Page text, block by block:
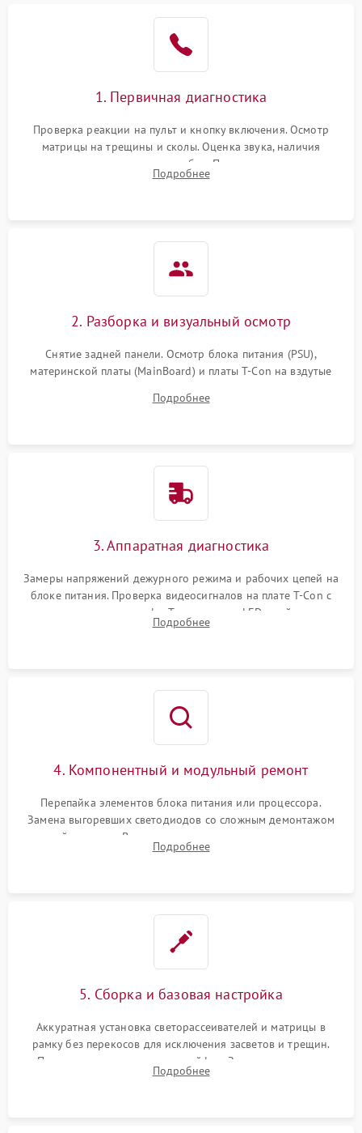
1. Первичная диагностика
Проверка реакции на пульт и кнопку включения. Осмотр
матрицы на трещины и сколы. Оценка звука, наличия
подсветки и индикаторов ошибок. Подключение тестовых
источников сигнала для выявления симптомов поломки.
Подробнее
2. Разборка и визуальный осмотр
Снятие задней панели. Осмотр блока питания (PSU),
материнской платы (MainBoard) и платы T-Con на вздутые
Проверка надежности фиксации и целостности шлейфов.
Подробнее
3. Аппаратная диагностика
Замеры напряжений дежурного режима и рабочих цепей на
блоке питания. Проверка видеосигналов на плате T-Con с
помощью осциллографа. Тестирование LED-драйвера и
светодиодных планок подсветки мультиметром.
Подробнее
4. Компонентный и модульный ремонт
Перепайка элементов блока питания или процессора.
Замена выгоревших светодиодов со сложным демонтажом
хрупкой матрицы. Восстановление поврежденных дорожек,
прошивка микросхем памяти EEPROM
Подробнее
5. Сборка и базовая настройка
Аккуратная установка светорассеивателей и матрицы в
рамку без перекосов для исключения засветов и трещин.
Подключение внутренних шлейфов. Закрытие корпуса.
Сброс настроек и обновление программного обеспечения.
Подробнее